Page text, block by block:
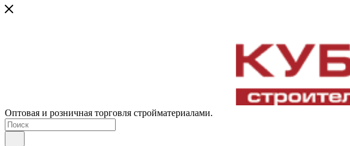
Оптовая и розничная торговля стройматериалами.